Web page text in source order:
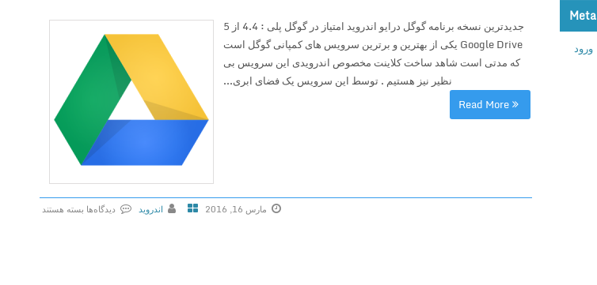
0
د
د
ب
ا
ی
o
r
i
v
جدیدترین نسخه برنامه گوگل درایو اندروید امتیاز در گوگل پلی : 4.4 از 5
Google Drive یکی از بهترین و برترین سرویس های کمپانی گوگل است
که مدتی است شاهد ساخت کلاینت مخصوص اندرویدی این سرویس بی
نظیر نیز هستیم . توسط این سرویس یک فضای ابری...
Read More
مارس 16, 2016 اندروید
دیدگاه‌ها بسته هستند
Meta
ورود